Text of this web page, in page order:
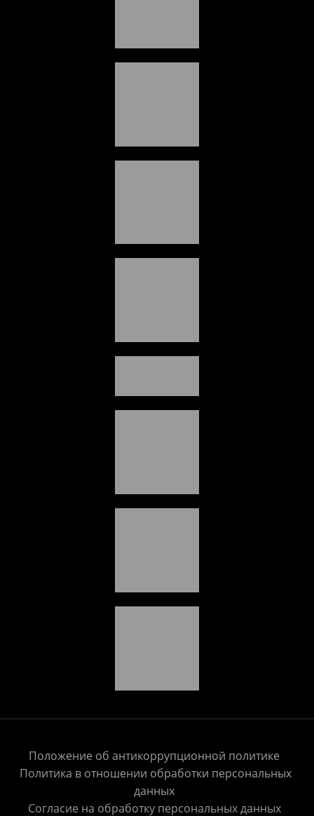
Положение об антикоррупционной политике
Политика в отношении обработки персональных
данных
Согласие на обработку персональных данных